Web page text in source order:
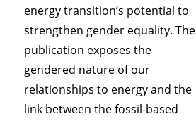
energy transition’s potentialto
strengthen gender equality. The
publication exposes the
gendered nature of our
relationships to energy and the
link between the fossil-based